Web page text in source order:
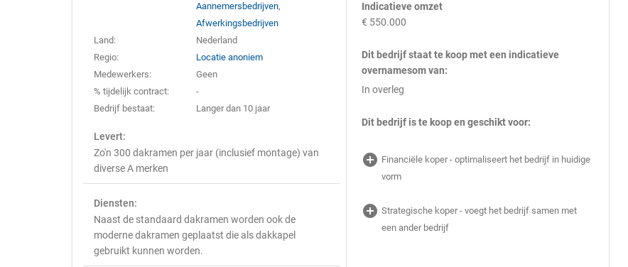
Aannemersbedrijven,
Afwerkingsbedrijven
Land:
Nederland
Regio:
Locatie anoniem
Medewerkers:
Geen
% tijdelijk contract:
-
Bedrijf bestaat:
Langer dan 10 jaar
Levert:
Zo'n 300 dakramen per jaar (inclusief montage) van
diverse A merken
Diensten:
Naast de standaard dakramen worden ook de
moderne dakramen geplaatst die als dakkapel
gebruikt kunnen worden.
Indicatieve omzet
€ 550.000
Dit bedrijf staat te koop met een indicatieve
overnamesom van:
In overleg
Dit bedrijf is te koop en geschikt voor:
add_circle Financiële koper - optimaliseert het bedrijf in huidige
vorm
add_circle Strategische koper - voegt het bedrijf samen met
een ander bedrijf